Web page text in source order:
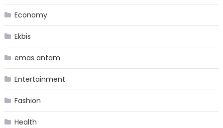
Economy
Ekbis
emas antam
Entertainment
Fashion
Health